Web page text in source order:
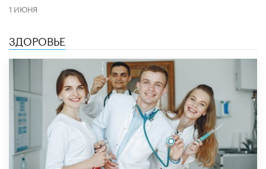
1 ИЮНЯ
ЗДОРОВЬЕ